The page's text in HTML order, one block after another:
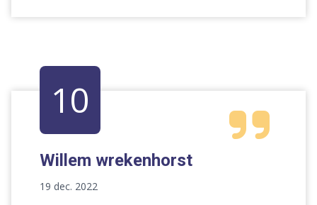
10
Willem wrekenhorst
19 dec. 2022